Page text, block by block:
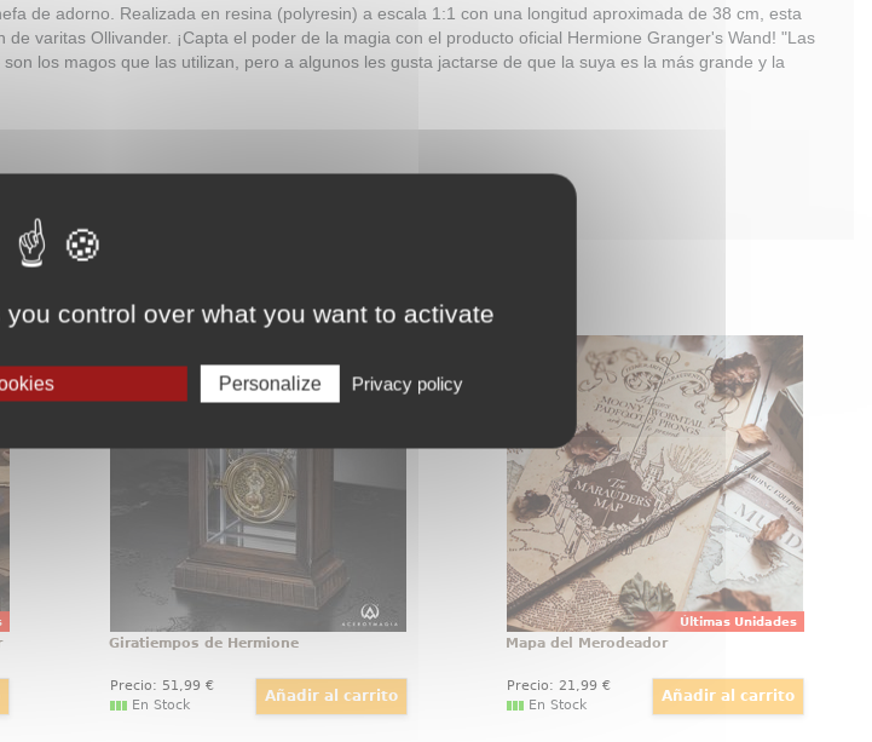
de adorno. Realizada en resina (polyresin) a escala 1:1 con una longitud aproximada de 38 cm, esta
varitas Ollivander. ¡Capta el poder de la magia con el producto oficial Hermione Granger's Wand! "Las
los magos que las utilizan, pero a algunos les gusta jactarse de que la suya es la más grande y la
para ver todos
¡Adquiere tu propia Réplica Oficial
del Giratiempos (Time-Tuner) de
Hermione! Esta réplica ha sido
giratiempos que aparece en la
película de Harry Potter y el
Prisionero de Azkaban
Giratiempos de Hermione
Precio: 51,99 €
En Stock
Últimas Unidades
Mapa del Merodeador
Impresionante réplica a tamaño
real del Mapa del Merodeador
(Marauder´s Map) impreso en
papel de pergamino. El mapa del
Merodeador tiene unas
dimensiones aproximadas cuando
está abierto de 39 x 184 cm., y de
39 x 21 cm.
Mapa del Merodeador
Precio: 21,99 €
En Stock
control over what you want to activate
Personalize Privacy policy